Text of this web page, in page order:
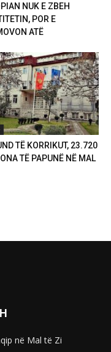
NUK E ZBEH
POR E
ATË
TË KORRIKUT, 23.720
TË PAPUNË NË MAL
në Mal të Zi